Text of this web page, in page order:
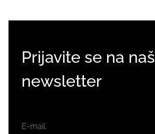
Prijavite se na naš
newsletter